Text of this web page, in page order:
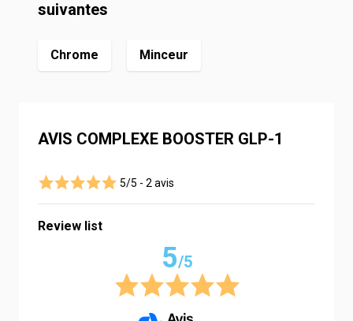
suivantes
Chrome Minceur
AVIS COMPLEXE BOOSTER GLP-1
5/5 - 2 avis
Review list
5/5